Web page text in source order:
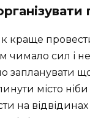
краще
чимало сил і
запланувати
місто
на відвідинах